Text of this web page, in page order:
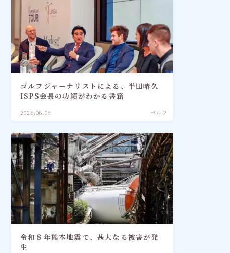
「深見東州直伝！ 願いが叶う祈
り方教室・入門篇」
ゴルフジャーナリストによる、半田晴久
ISPS会長の功績がわかる書籍
2026.08.06 ゴルフ
令和８年熊本地震で、甚大なる被害が発
生